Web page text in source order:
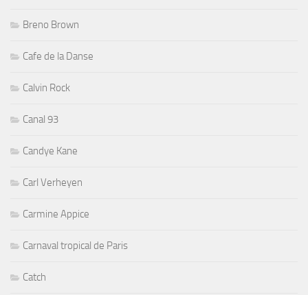
Breno Brown
Cafe de la Danse
Calvin Rock
Canal 93
Candye Kane
Carl Verheyen
Carmine Appice
Carnaval tropical de Paris
Catch